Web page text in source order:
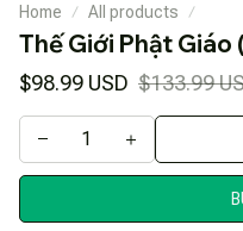
Home All products
Thế Giới Phật Giáo
$98.99 USD $133.99